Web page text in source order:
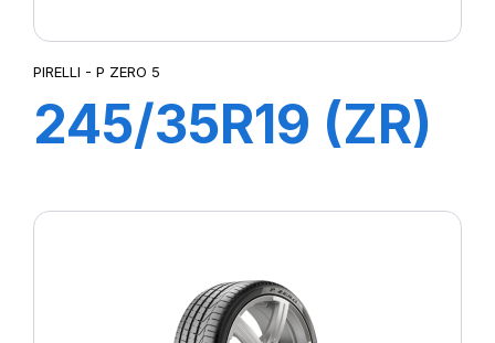
PIRELLI - P ZERO 5
245/35R19 (ZR)